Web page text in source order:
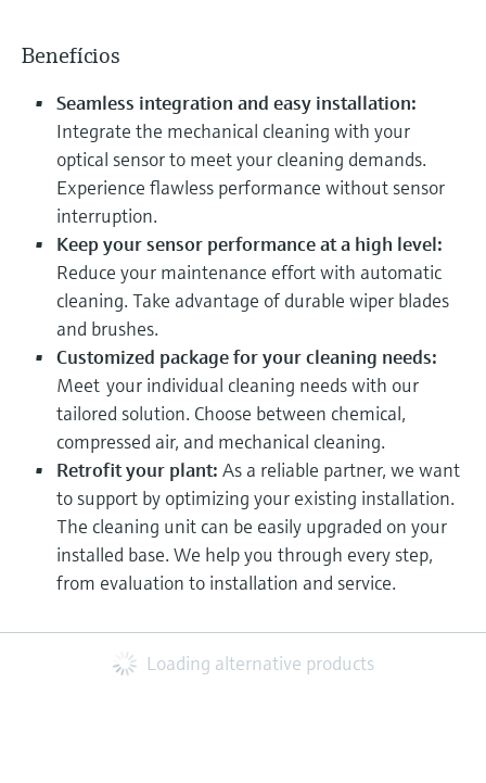
Benefícios
Seamless integration and easy installation:
Integrate the mechanical cleaning with your
optical sensor to meet your cleaning demands.
Experience flawless performance without sensor
interruption.
Keep your sensor performance at a high level:
Reduce your maintenance effort with automatic
cleaning. Take advantage of durable wiper blades
and brushes.
Customized package for your cleaning needs:
Meet your individual cleaning needs with our
tailored solution. Choose between chemical,
compressed air, and mechanical cleaning.
Retrofit your plant: As a reliable partner, we want
to support by optimizing your existing installation.
The cleaning unit can be easily upgraded on your
installed base. We help you through every step,
from evaluation to installation and service.
Loading alternative products